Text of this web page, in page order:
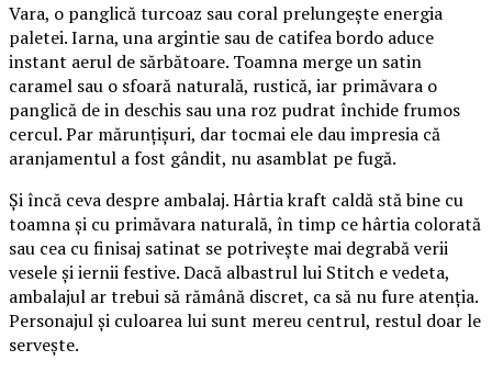
Vara, o panglică turcoaz sau coral prelungește energia
paletei. Iarna, una argintie sau de catifea bordo aduce
instant aerul de sărbătoare. Toamna merge un satin
caramel sau o sfoară naturală, rustică, iar primăvara o
panglică de in deschis sau una roz pudrat închide frumos
cercul. Par mărunțișuri, dar tocmai ele dau impresia că
aranjamentul a fost gândit, nu asamblat pe fugă.
Și încă ceva despre ambalaj. Hârtia kraft caldă stă bine cu
toamna și cu primăvara naturală, în timp ce hârtia colorată
sau cea cu finisaj satinat se potrivește mai degrabă verii
vesele și iernii festive. Dacă albastrul lui Stitch e vedeta,
ambalajul ar trebui să rămână discret, ca să nu fure atenția.
Personajul și culoarea lui sunt mereu centrul, restul doar le
servește.